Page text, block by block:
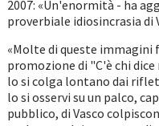
2007: «Un'enormità - ha
proverbiale idiosincrasia di
«Molte di queste immagini
promozione di "C'è chi
lo si colga lontano dai
lo si osservi su un palco,
pubblico, di Vasco